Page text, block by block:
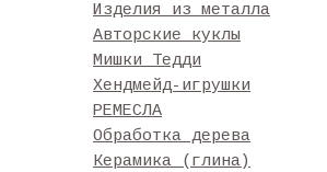
Изделия из металла
Авторские куклы
Мишки Тедди
Хендмейд-игрушки
РЕМЕСЛА
Обработка дерева
Керамика (глина)